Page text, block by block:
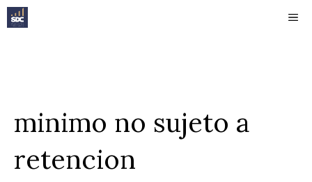
Saltar
al
minimo no sujeto a
retencion